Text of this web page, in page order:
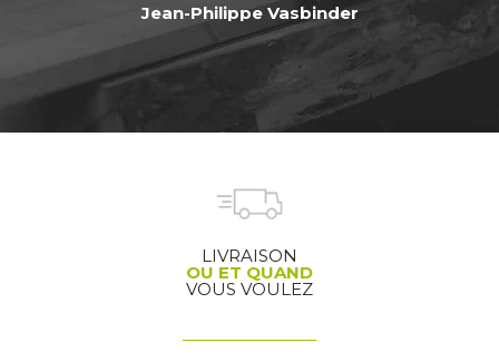
Jean-Philippe Vasbinder
LIVRAISON
OU ET QUAND
VOUS VOULEZ